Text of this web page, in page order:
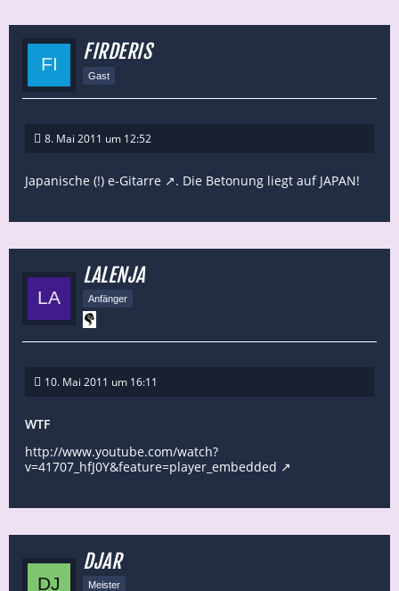
FIRDERIS
Gast
8. Mai 2011 um 12:52
Japanische (!) e-Gitarre . Die Betonung liegt auf JAPAN!
LALENJA
Anfänger
10. Mai 2011 um 16:11
WTF
http://www.youtube.com/watch?
v=41707_hfJ0Y&feature=player_embedded
DJAR
Meister